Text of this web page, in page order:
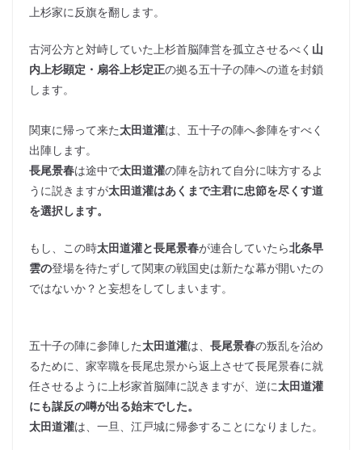
上杉家に反旗を翻します。
古河公方と対峙していた上杉首脳陣営を孤立させるべく 山
内上杉顕定・扇谷上杉定正の拠る五十子の陣への道を封鎖
します。
関東に帰って来た太田道灌は、五十子の陣へ参陣をすべく
出陣します。
長尾景春は途中で太田道灌の陣を訪れて自分に味方するよ
うに説きますが太田道灌はあくまで主君に忠節を尽くす道
を選択します。
もし、この時太田道灌と長尾景春が連合していたら北条早
雲の登場を待たずして関東の戦国史は新たな幕が開いたの
ではないか？と妄想をしてしまいます。
五十子の陣に参陣した太田道灌は、 長尾景春の叛乱を治め
るために、家宰職を長尾忠景から返上させて長尾景春に就
任させるように上杉家首脳陣に説きますが、逆に太田道灌
にも謀反の噂が出る始末でした。
太田道灌は、一旦、江戸城に帰参することになりました。